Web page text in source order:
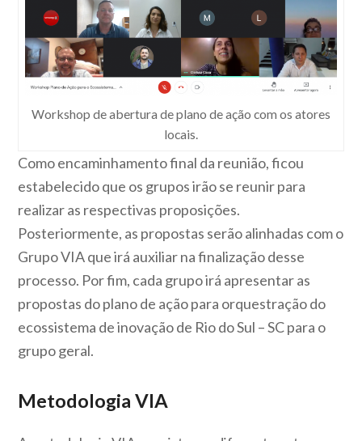
Workshop de abertura de plano de ação com os atores
locais.
Como encaminhamento final da reunião, ficou
estabelecido que os grupos irão se reunir para
realizar as respectivas proposições.
Posteriormente, as propostas serão alinhadas com o
Grupo VIA que irá auxiliar na finalização desse
processo. Por fim, cada grupo irá apresentar as
propostas do plano de ação para orquestração do
ecossistema de inovação de Rio do Sul – SC para o
grupo geral.
Metodologia VIA